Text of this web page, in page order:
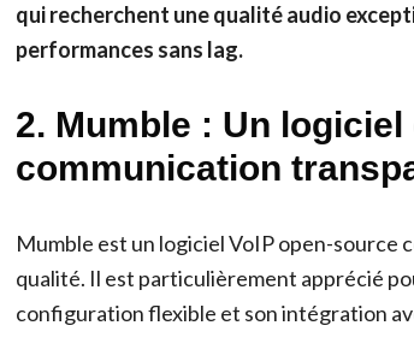
qui recherchent une qualité audio
performances sans lag.
2. Mumble : Un
communication
Mumble est un logiciel VoIP open-source
qualité. Il est particulièrement apprécié
configuration flexible et son intégration